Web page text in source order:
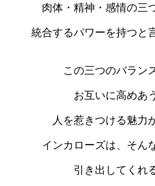
肉体・精神・感情の三
統合するパワーを持つと
この三つのバラン
お互いに高めあ
人を惹きつける魅力
インカローズは、そん
引き出してくれ